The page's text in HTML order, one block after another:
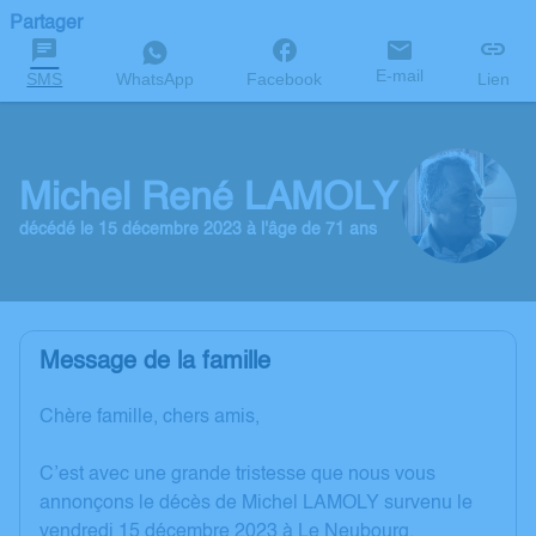
Partager
SMS WhatsApp Facebook E-mail Lien
Michel René LAMOLY
décédé le 15 décembre 2023 à l'âge de 71 ans
Message de la famille
Chère famille, chers amis,
C’est avec une grande tristesse que nous vous
annonçons le décès de Michel LAMOLY survenu le